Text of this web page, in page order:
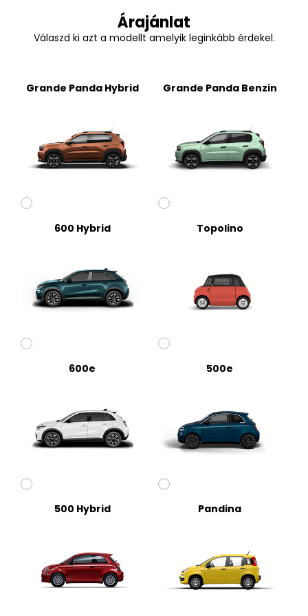
Árajánlat
Válaszd ki azt a modellt amelyik leginkább érdekel.
Grande Panda Hybrid Grande Panda Benzin
600 Hybrid Topolino
600e 500e
500 Hybrid Pandina